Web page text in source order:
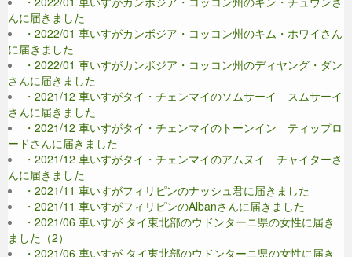
んに届きました
・2022/01 車いすがカンボジア・コッコン州のキム・ホワイさん
に届きました
・2022/01 車いすがカンボジア・コッコン州のディヤング・ダン
さんに届きました
・2021/12 車いすがタイ・チェンマイのソムサーイ スムサーイ
さんに届きました
・2021/12 車いすがタイ・チェンマイのトーンイン ティップロ
ードさんに届きました
・2021/12 車いすがタイ・チェンマイのアムヌイ チャイターさ
んに届きました
・2021/11 車いすがフィリピンのナッシュ君に届きました
・2021/11 車いすがフィリピンのAlbanさんに届きました
・2021/06 車いすが タイ東北部のウドンターニ県の女性に届き
ました（2）
・2021/06 車いすが タイ東北部のウドンターニ県の女性に届き